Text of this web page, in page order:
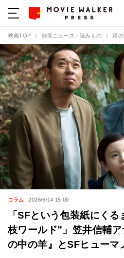
映画TOP 映画ニュース・読みもの 箱
コラム 2026/6/14 15:00
「SFという包装紙にく
枝ワールド”」笠井信輔
の中の羊』とSFヒューマ